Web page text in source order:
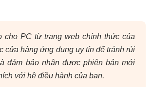
cho PC từ trang web chính thức của
cửa hàng ứng dụng uy tín để tránh rủi
đảm bảo nhận được phiên bản mới
với hệ điều hành của bạn.